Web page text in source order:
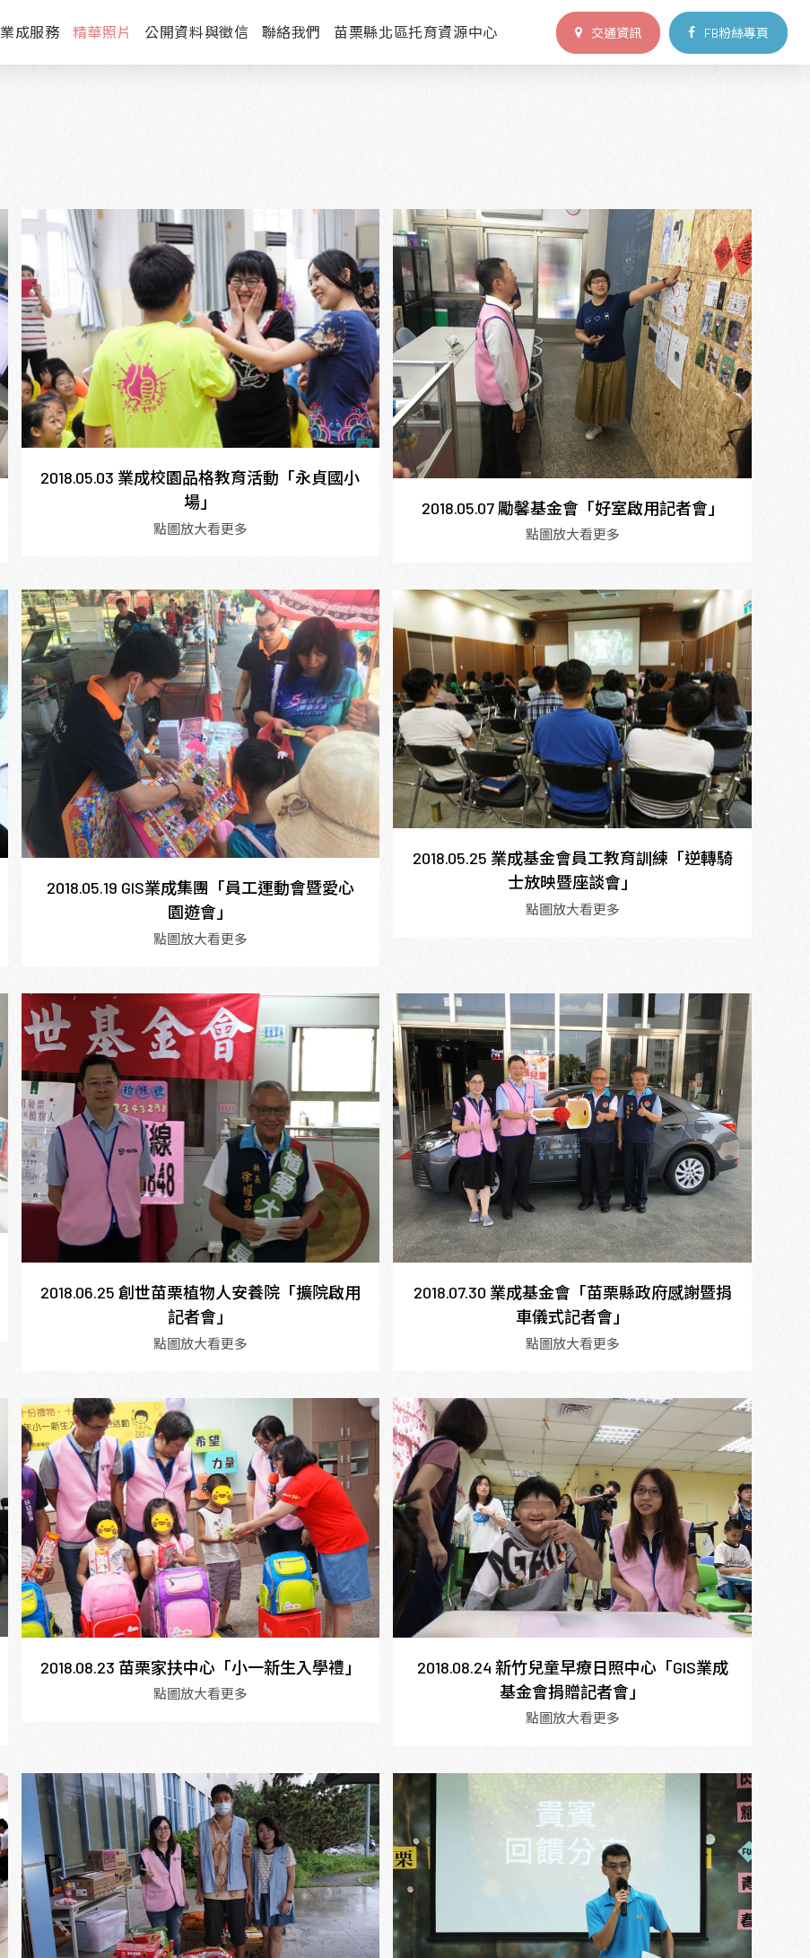
業成服務 精華照片 公開資料與徵信 聯絡我們 苗栗縣北區托育資源中心 交通資訊 FB粉絲專頁
2018.05.03 業成校園品格教育活動「永貞國小
場」
點圖放大看更多
2018.05.07 勵馨基金會「好室啟用記者會」
點圖放大看更多
2018.05.19 GIS業成集團「員工運動會暨愛心
園遊會」
點圖放大看更多
2018.05.25 業成基金會員工教育訓練「逆轉騎
士放映暨座談會」
點圖放大看更多
2018.06.25 創世苗栗植物人安養院「擴院啟用
記者會」
點圖放大看更多
2018.07.30 業成基金會「苗栗縣政府感謝暨捐
車儀式記者會」
點圖放大看更多
2018.08.23 苗栗家扶中心「小一新生入學禮」
點圖放大看更多
2018.08.24 新竹兒童早療日照中心「GIS業成
基金會捐贈記者會」
點圖放大看更多